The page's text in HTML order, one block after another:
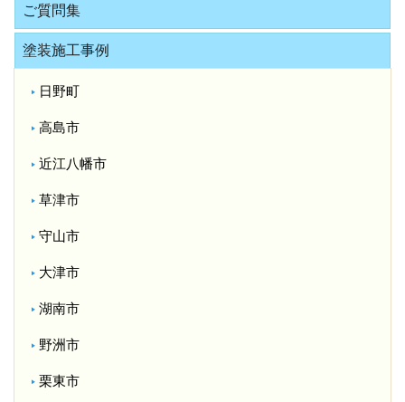
ご質問集
塗装施工事例
日野町
高島市
近江八幡市
草津市
守山市
大津市
湖南市
野洲市
栗東市